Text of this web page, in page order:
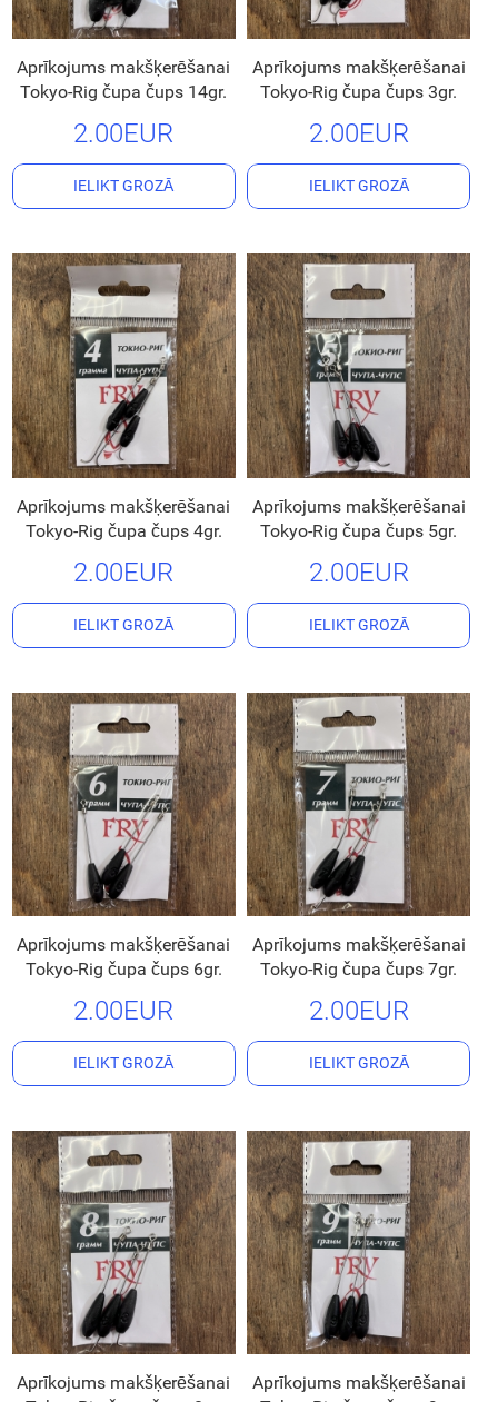
Aprīkojums makšķerēšanai
Tokyo-Rig čupa čups 14gr.
2.00EUR
IELIKT GROZĀ
Aprīkojums makšķerēšanai
Tokyo-Rig čupa čups 3gr.
2.00EUR
IELIKT GROZĀ
Aprīkojums makšķerēšanai
Tokyo-Rig čupa čups 4gr.
2.00EUR
IELIKT GROZĀ
Aprīkojums makšķerēšanai
Tokyo-Rig čupa čups 5gr.
2.00EUR
IELIKT GROZĀ
Aprīkojums makšķerēšanai
Tokyo-Rig čupa čups 6gr.
2.00EUR
IELIKT GROZĀ
Aprīkojums makšķerēšanai
Tokyo-Rig čupa čups 7gr.
2.00EUR
IELIKT GROZĀ
Aprīkojums makšķerēšanai
Aprīkojums makšķerēšanai